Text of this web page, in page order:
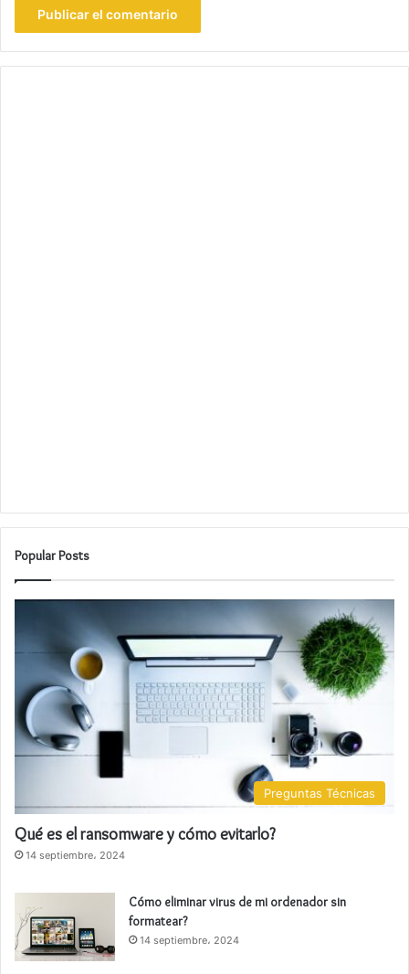
Popular Posts
Preguntas Técnicas
Qué es el ransomware y cómo evitarlo?
14 septiembre، 2024
Cómo eliminar virus de mi ordenador sin
formatear?
14 septiembre، 2024